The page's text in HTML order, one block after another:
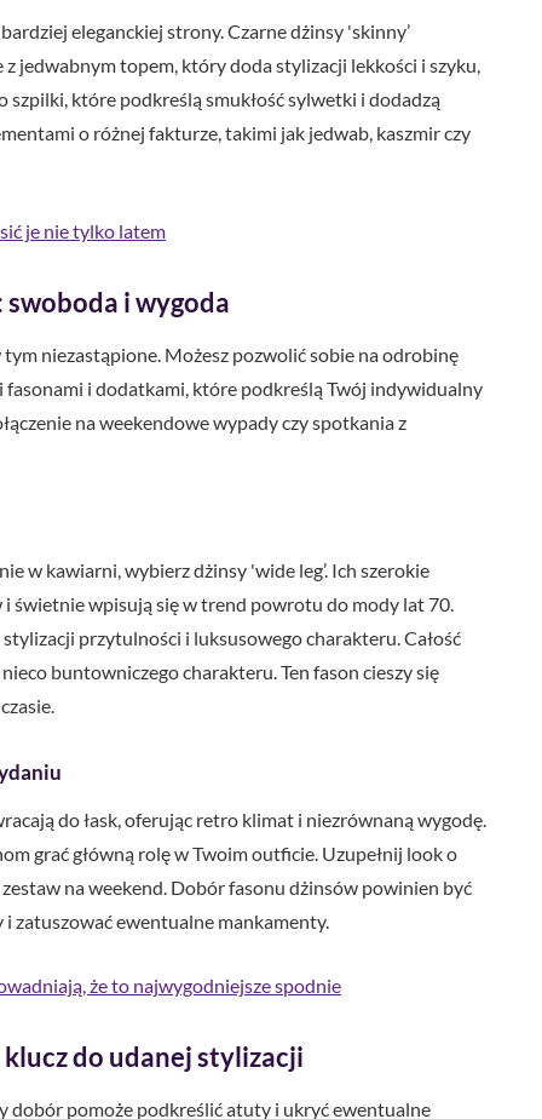
eleganckiej strony. Czarne dżinsy 'skinny’
jedwabnym topem, który doda stylizacji lekkości i szyku,
szpilki, które podkreślą smukłość sylwetki i dodadzą
o różnej fakturze, takimi jak jedwab, kaszmir czy
je nie tylko latem
i wygoda
niezastąpione. Możesz pozwolić sobie na odrobinę
i dodatkami, które podkreślą Twój indywidualny
na weekendowe wypady czy spotkania z
w kawiarni, wybierz dżinsy 'wide leg’. Ich szerokie
świetnie wpisują się w trend powrotu do mody lat 70.
przytulności i luksusowego charakteru. Całość
buntowniczego charakteru. Ten fason cieszy się
do łask, oferując retro klimat i niezrównaną wygodę.
grać główną rolę w Twoim outficie. Uzupełnij look o
na weekend. Dobór fasonu dżinsów powinien być
zatuszować ewentualne mankamenty.
że to najwygodniejsze spodnie
do udanej stylizacji
dobór pomoże podkreślić atuty i ukryć ewentualne